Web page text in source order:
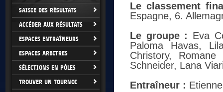
SAISIE DES RÉSULTATS
ACCÉDER AUX RÉSULTATS
ESPACES ENTRAÎNEURS
ESPACES ARBITRES
SÉLECTIONS EN PÔLES
TROUVER UN TOURNOI
Le classement
Espagne, 6.
Le groupe : Eva
Paloma Havas,
Christory,
Schneider, Lana
Entraîneur :